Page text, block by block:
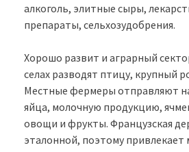
алкоголь, элитные сыры,
препараты, сельхозудобрения.
Хорошо развит и аграрный
селах разводят птицу, крупный
Местные фермеры отправляют
яйца, молочную продукцию,
овощи и фрукты. Французская
эталонной, поэтому привлекает